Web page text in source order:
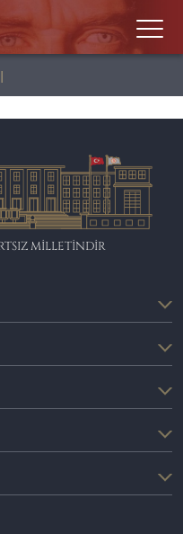
MİLLETİNDİR